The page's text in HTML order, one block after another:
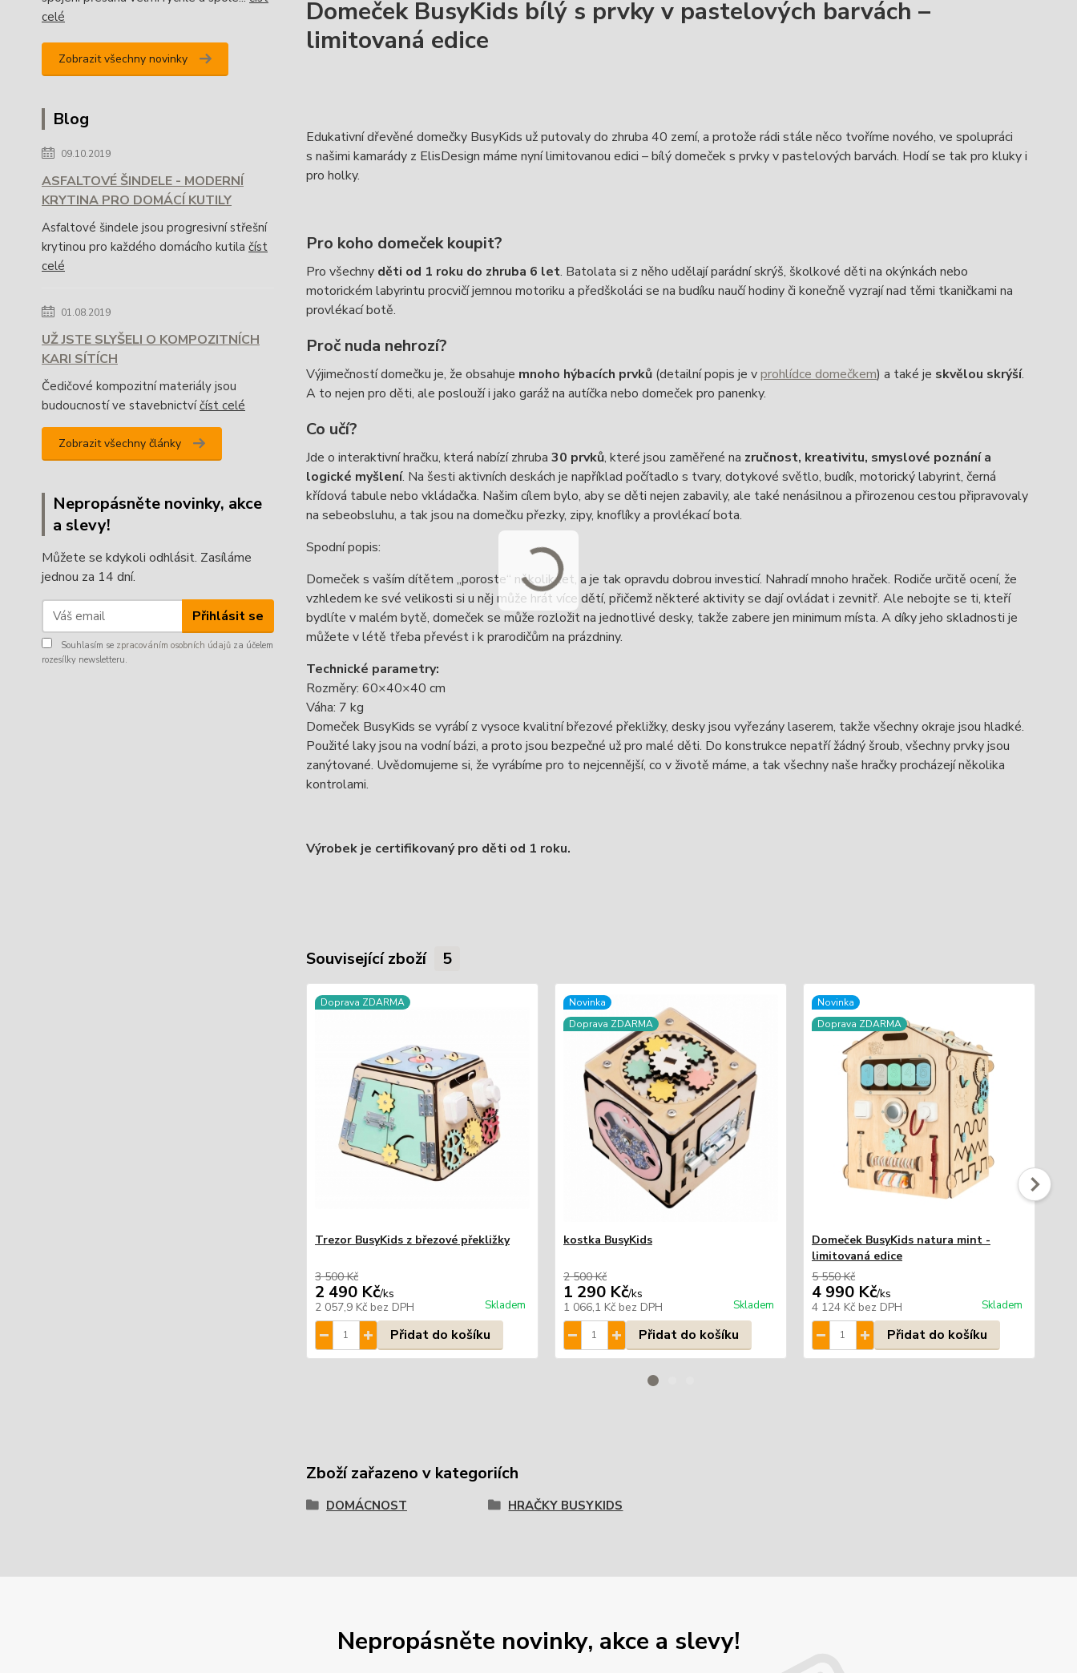
celé
Zobrazit všechny novinky
Blog
09.10.2019
ASFALTOVÉ ŠINDELE - MODERNÍ
KRYTINA PRO DOMÁCÍ KUTILY
Asfaltové šindele jsou progresivní střešní
krytinou pro každého domácího kutila číst
celé
01.08.2019
UŽ JSTE SLYŠELI O KOMPOZITNÍCH
KARI SÍTÍCH
Čedičové kompozitní materiály jsou
budoucností ve stavebnictvíčíst celé
Zobrazit všechny články
Nepropásněte novinky, akce
a slevy!
Můžete se kdykoli odhlásit. Zasíláme
jednou za 14 dní.
Přihlásit se
Souhlasím se zpracováním osobních údajů za účelem
rozesílky newsletteru.
Domeček BusyKids bílý s prvky v pastelových barvách –
limitovaná edice
Edukativní dřevěné domečky BusyKids už putovaly do zhruba 40 zemí, a protože rádi stále něco tvoříme nového, ve spolupráci
s našimi kamarády z ElisDesign máme nyní limitovanou edici – bílý domeček s prvky v pastelových barvách. Hodí se tak pro kluky i
pro holky.
Pro koho domeček koupit?
Pro všechny děti od 1 roku do zhruba 6 let. Batolata si z něho udělají parádní skrýš, školkové děti na okýnkách nebo
motorickém labyrintu procvičí jemnou motoriku a předškoláci se na budíku naučí hodiny či konečně vyzrají nad těmi tkaničkami na
provlékací botě.
Proč nuda nehrozí?
Výjimečností domečku je, že obsahuje mnoho hýbacích prvků(detailní popis je vprohlídce domečkem) a také je skvělou skrýší.
A to nejen pro děti, ale poslouží i jako garáž na autíčka nebo domeček pro panenky.
Co učí?
Jde o interaktivní hračku, která nabízí zhruba 30 prvků, které jsou zaměřené na zručnost, kreativitu, smyslové poznání a
logické myšlení. Na šesti aktivních deskách je například počítadlo s tvary, dotykové světlo, budík, motorický labyrint, černá
křídová tabule nebo vkládačka. Našim cílem bylo, aby se děti nejen zabavily, ale také nenásilnou a přirozenou cestou připravovaly
na sebeobsluhu, a tak jsou na domečku přezky, zipy, knoflíky a provlékací bota.
Spodní popis:
Domeček s vaším dítětem „poroste“ několik let, a je tak opravdu dobrou investicí. Nahradí mnoho hraček. Rodiče určitě ocení, že
vzhledem ke své velikosti si u něj může hrát více dětí, přičemž některé aktivity se dají ovládat i zevnitř. Ale nebojte se ti, kteří
bydlíte v malém bytě, domeček se může rozložit na jednotlivé desky, takže zabere jen minimum místa. A díky jeho skladnosti je
můžete v létě třeba převést i k prarodičům na prázdniny.
Technické parametry:
Rozměry: 60×40×40 cm
Váha: 7 kg
Domeček BusyKids se vyrábí z vysoce kvalitní březové překližky, desky jsou vyřezány laserem, takže všechny okraje jsou hladké.
Použité laky jsou na vodní bázi, a proto jsou bezpečné už pro malé děti. Do konstrukce nepatří žádný šroub, všechny prvky jsou
zanýtované. Uvědomujeme si, že vyrábíme pro to nejcennější, co v životě máme, a tak všechny naše hračky procházejí několika
kontrolami.
Výrobek je certifikovaný pro děti od 1 roku.
Související zboží 5
Doprava ZDARMA
Trezor BusyKids z březové překližky
3 500 Kč
2 490 Kč/ks
2 057,9 Kč bez DPH Skladem
Přidat do košíku
Novinka
Doprava ZDARMA
kostka BusyKids
2 500 Kč
1 290 Kč/ks
1 066,1 Kč bez DPH Skladem
Přidat do košíku
Novinka
Doprava ZDARMA
Domeček BusyKids natura mint -
limitovaná edice
5 550 Kč
4 990 Kč/ks
4 124 Kč bez DPH Skladem
Přidat do košíku
Zboží zařazeno v kategoriích
DOMÁCNOST HRAČKY BUSYKIDS
Nepropásněte novinky, akce a slevy!